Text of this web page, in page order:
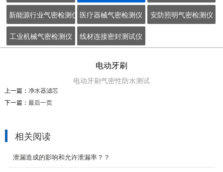
新能源行业气密检测仪 医疗器械气密检测仪 安防照明气密检测仪
工业机械气密检测仪 线材连接密封测试仪
电动牙刷
电动牙刷气密性防水测试
上一篇： 净水器滤芯
下一篇： 最后一页
相关阅读
泄漏造成的影响和允许泄漏率？？